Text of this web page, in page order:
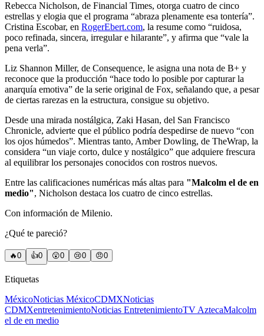
Rebecca Nicholson, de Financial Times, otorga cuatro de cinco
estrellas y elogia que el programa “abraza plenamente esa tontería”.
Cristina Escobar, en RogerEbert.com, la resume como “ruidosa,
poco refinada, sincera, irregular e hilarante”, y afirma que “vale la
pena verla”.
Liz Shannon Miller, de Consequence, le asigna una nota de B+ y
reconoce que la producción “hace todo lo posible por capturar la
anarquía emotiva” de la serie original de Fox, señalando que, a pesar
de ciertas rarezas en la estructura, consigue su objetivo.
Desde una mirada nostálgica, Zaki Hasan, del San Francisco
Chronicle, advierte que el público podría despedirse de nuevo “con
los ojos húmedos”. Mientras tanto, Amber Dowling, de TheWrap, la
considera “un viaje corto, dulce y nostálgico” que adquiere frescura
al equilibrar los personajes conocidos con rostros nuevos.
Entre las calificaciones numéricas más altas para "Malcolm el de en
medio", Nicholson destaca los cuatro de cinco estrellas.
Con información de Milenio.
¿Qué te pareció?
🔥0 👍0 😲0 😢0 😠0
Etiquetas
MéxicoNoticias MéxicoCDMXNoticias
CDMXentretenimientoNoticias EntretenimientoTV AztecaMalcolm
el de en medio